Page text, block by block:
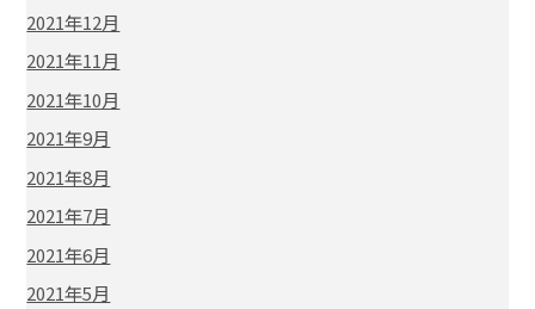
2021年12月
2021年11月
2021年10月
2021年9月
2021年8月
2021年7月
2021年6月
2021年5月